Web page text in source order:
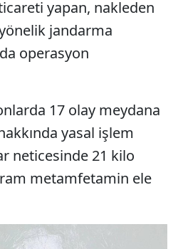
yapan, nakleden
jandarma
operasyon
17 olay meydana
yasal işlem
neticesinde 21 kilo
metamfetamin ele